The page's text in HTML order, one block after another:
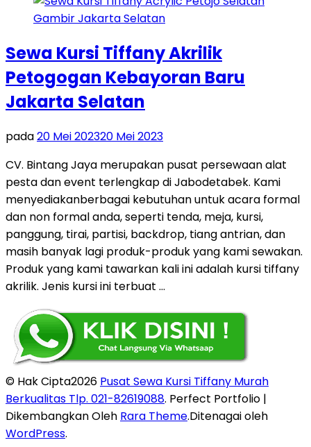
Sewa Kursi Tiffany Akrilik
Petogogan Kebayoran Baru
Jakarta Selatan
pada20 Mei 202320 Mei 2023
CV. Bintang Jaya merupakan pusat persewaan alat
pesta dan event terlengkap di Jabodetabek. Kami
menyediakanberbagai kebutuhan untuk acara formal
dan non formal anda, seperti tenda, meja, kursi,
panggung, tirai, partisi, backdrop, tiang antrian, dan
masih banyak lagi produk-produk yang kami sewakan.
Produk yang kami tawarkan kali ini adalah kursi tiffany
akrilik. Jenis kursi ini terbuat …
© Hak Cipta2026 Pusat Sewa Kursi Tiffany Murah
Berkualitas Tlp. 021-82619088. Perfect Portfolio |
Dikembangkan Oleh Rara Theme.Ditenagai oleh
WordPress.